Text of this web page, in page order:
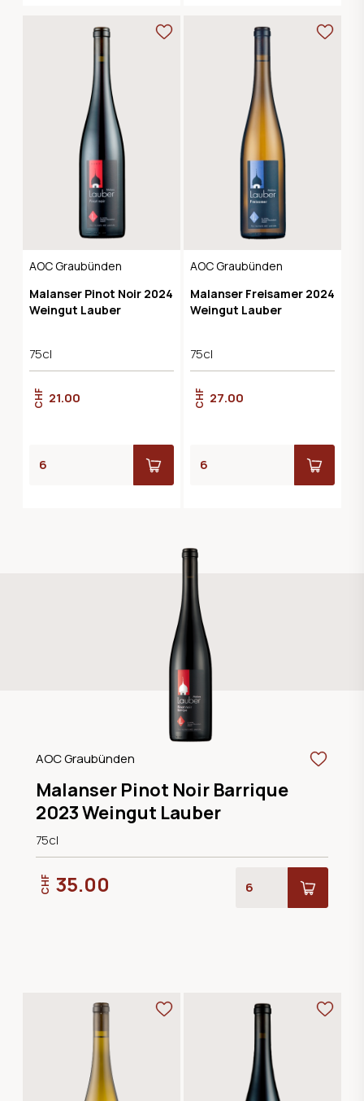
AOC Graubünden
Malanser Pinot Noir 2024
Weingut Lauber
75cl
CHF 21.00
AOC Graubünden
Malanser Freisamer 2024
Weingut Lauber
75cl
CHF 27.00
AOC Graubünden
Malanser Pinot Noir Barrique
2023 Weingut Lauber
75cl
CHF 35.00